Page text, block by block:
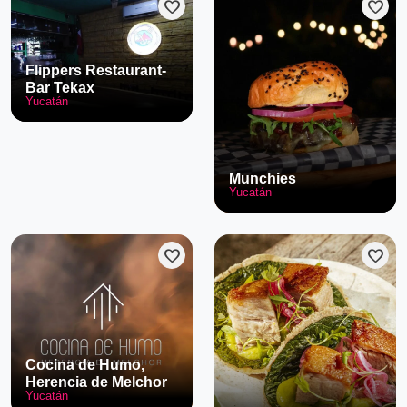
favorite
Flippers Restaurant-
Bar Tekax
Yucatán
favorite
Munchies
Yucatán
favorite
Cocina de Humo,
Herencia de Melchor
Yucatán
favorite